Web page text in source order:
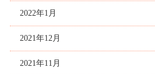
2022年1月
2021年12月
2021年11月